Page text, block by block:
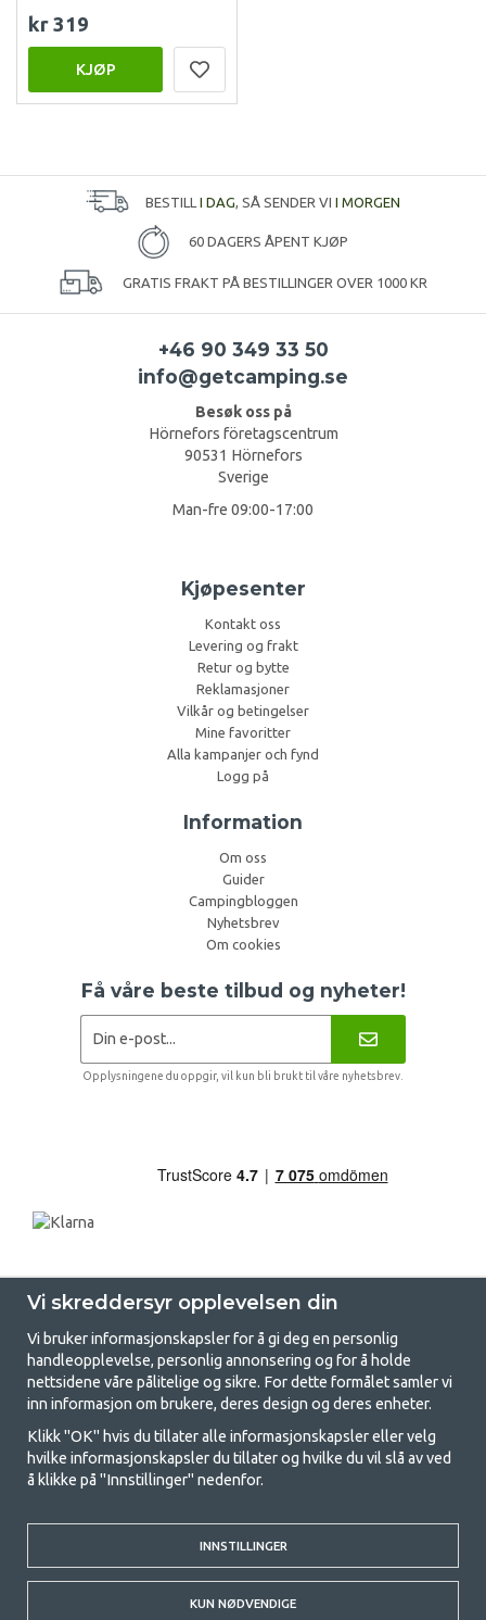
kr 319
KJØP
BESTILL I DAG , SÅ SENDER VI I MORGEN
60 DAGERS ÅPENT KJØP
GRATIS FRAKT PÅ BESTILLINGER OVER 1000 KR
+46 90 349 33 50
info@getcamping.se
Besøk oss på
Hörnefors företagscentrum
90531 Hörnefors
Sverige
Man-fre 09:00-17:00
Kjøpesenter
Kontakt oss
Levering og frakt
Retur og bytte
Reklamasjoner
Vilkår og betingelser
Mine favoritter
Alla kampanjer och fynd
Logg på
Information
Om oss
Guider
Campingbloggen
Nyhetsbrev
Om cookies
Få våre beste tilbud og nyheter!
Opplysningene du oppgir, vil kun bli brukt til våre nyhetsbrev.
GetCamping - Din butikk for camping
og friluftsliv
Camping kan enten være en livsstil eller en måte å samle familien for et
felles eventyr. Uansett hvilken kategori du tilhører, finner du alt du
campe, og derfor tilbyr vi veldig gode priser på familietelt,
campingfortelt og alt annet utstyr for camping og friluftsliv. Målet vårt
er å tilby det beste campingutstyret i hver prisklasse når det gjelder
kvalitet og funksjonalitet. Ta gjerne kontakt med oss hvis det er noe du
savner eller ønsker å vite mer om.
Vi skreddersyr opplevelsen din
Vi bruker informasjonskapsler for å gi deg en personlig
handleopplevelse, personlig annonsering og for å holde
nettsidene våre pålitelige og sikre. For dette formålet samler vi
inn informasjon om brukere, deres design og deres enheter.
Klikk "OK" hvis du tillater alle informasjonskapsler eller velg
hvilke informasjonskapsler du tillater og hvilke du vil slå av ved
å klikke på "Innstillinger" nedenfor.
INNSTILLINGER
KUN NØDVENDIGE